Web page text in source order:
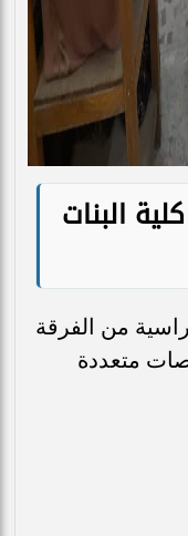
البنات
من الفرقة
متعددة